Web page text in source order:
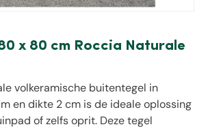
x 80 cm Roccia Naturale
volkeramische buitentegel in
en dikte 2 cm is de ideale oplossing
of zelfs oprit. Deze tegel